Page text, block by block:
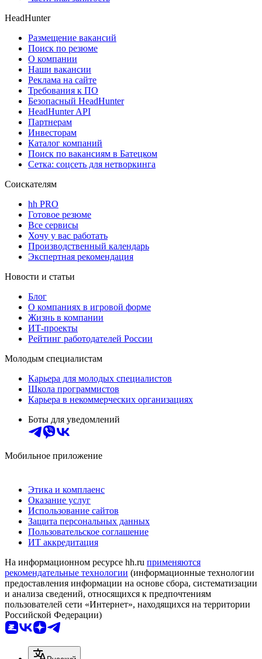
HeadHunter
Размещение вакансий
Поиск по резюме
О компании
Наши вакансии
Реклама на сайте
Требования к ПО
Безопасный HeadHunter
HeadHunter API
Партнерам
Инвесторам
Каталог компаний
Поиск по вакансиям в Батецком
Сетка: соцсеть для нетворкинга
Соискателям
hh PRO
Готовое резюме
Все сервисы
Хочу у вас работать
Производственный календарь
Экспертная рекомендация
Новости и статьи
Блог
О компаниях в игровой форме
Жизнь в компании
ИТ-проекты
Рейтинг работодателей России
Молодым специалистам
Карьера для молодых специалистов
Школа программистов
Карьера в некоммерческих организациях
Боты для уведомлений
Мобильное приложение
Этика и комплаенс
Оказание услуг
Использование сайтов
Защита персональных данных
Пользовательское соглашение
ИТ аккредитация
На информационном ресурсе hh.ru применяются
рекомендательные технологии (информационные технологии
предоставления информации на основе сбора, систематизации
и анализа сведений, относящихся к предпочтениям
пользователей сети «Интернет», находящихся на территории
Российской Федерации)